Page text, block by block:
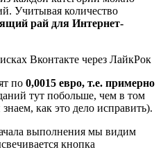
Учитывая количество
рай для Интернет-
по 0,0015 евро, т.е. примерно
тут побольше, чем в том
как это дело исправить).
выполнения мы видим
кнопка